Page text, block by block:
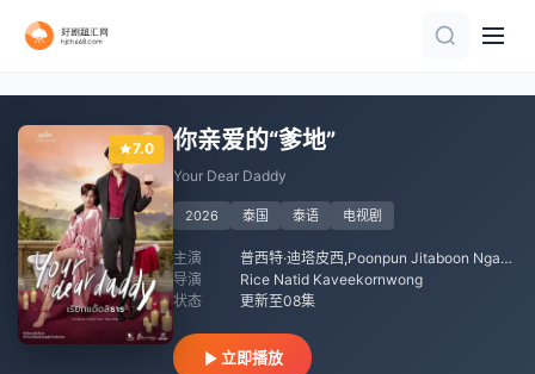
7.0 你亲爱的“爹地”
Your Dear Daddy
2026 泰国 泰语 电视剧
主演
普西特·迪塔皮西,Poonpun Jitaboon Ngamboonyarak,赛塔南·马侬阿披楚,Sky Chaithawat
导演
Rice Natid Kaveekornwong
状态
更新至08集
立即播放
已完结
更新至第1集
全集
全集
全集
第1集
第4集
全集
全集
第13集